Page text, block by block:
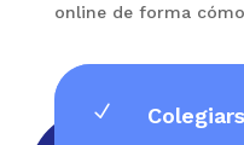
online de forma
N